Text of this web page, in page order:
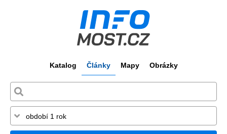
Katalog Články Mapy Obrázky